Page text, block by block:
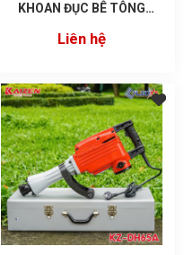
KHOAN ĐỤC BÊ TÔNG
SUẤT 1010W MÃ RH2601
Liên hệ